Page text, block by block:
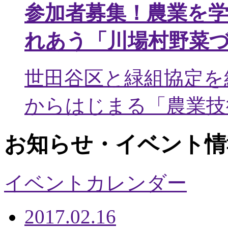
参加者募集！農業を
れあう「川場村野菜
世田谷区と緑組協定
からはじまる「農業
お知らせ・イベント
イベントカレンダー
2017.02.16